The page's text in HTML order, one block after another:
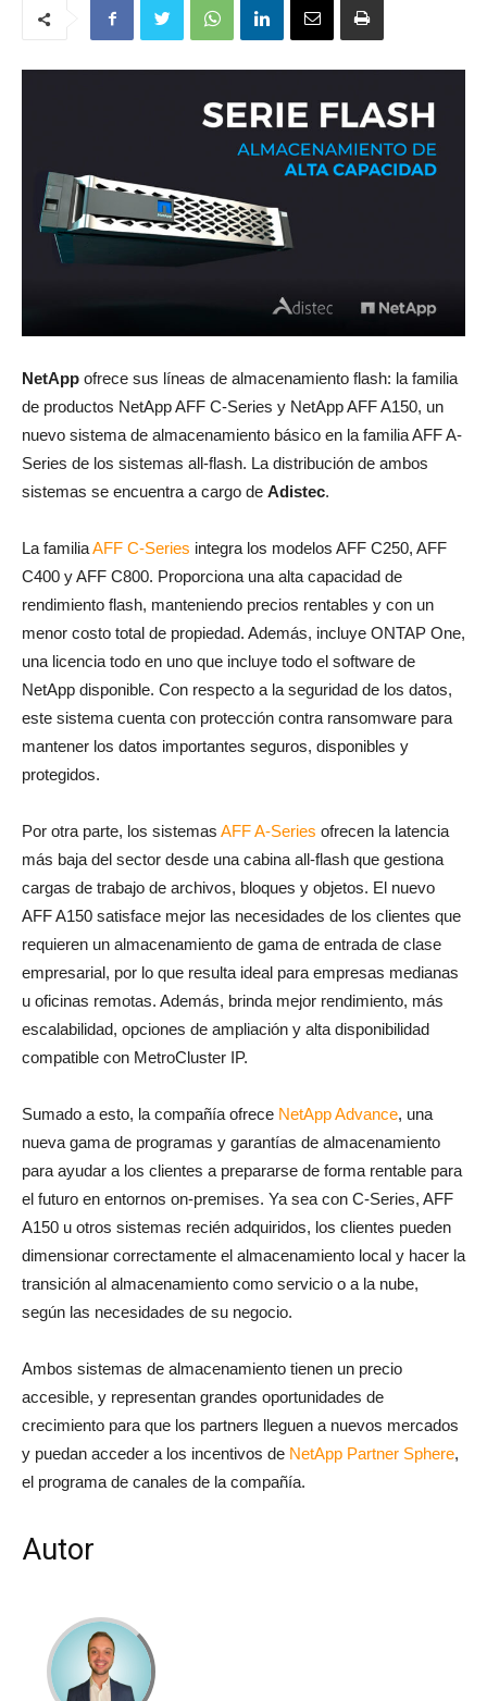
NetApp ofrece sus líneas de almacenamiento flash: la familia
de productos NetApp AFF C-Series y NetApp AFF A150, un
nuevo sistema de almacenamiento básico en la familia AFF A-
Series de los sistemas all-flash. La distribución de ambos
sistemas se encuentra a cargo de Adistec.
La familiaAFF C-Series integra los modelos AFF C250, AFF
C400 y AFF C800. Proporciona una alta capacidad de
rendimiento flash, manteniendo precios rentables y con un
menor costo total de propiedad. Además, incluye ONTAP One,
una licencia todo en uno que incluye todo el software de
NetApp disponible. Con respecto a la seguridad de los datos,
este sistema cuenta con protección contra ransomware para
mantener los datos importantes seguros, disponibles y
protegidos.
Por otra parte, los sistemas AFF A-Series ofrecen la latencia
más baja del sector desde una cabina all-flash que gestiona
cargas de trabajo de archivos, bloques y objetos. El nuevo
AFF A150 satisface mejor las necesidades de los clientes que
requieren un almacenamiento de gama de entrada de clase
empresarial, por lo que resulta ideal para empresas medianas
u oficinas remotas. Además, brinda mejor rendimiento, más
escalabilidad, opciones de ampliación y alta disponibilidad
compatible con MetroCluster IP.
Sumado a esto, la compañía ofrece NetApp Advance, una
nueva gama de programas y garantías de almacenamiento
para ayudar a los clientes a prepararse de forma rentable para
el futuro en entornos on-premises. Ya sea con C-Series, AFF
A150 u otros sistemas recién adquiridos, los clientes pueden
dimensionar correctamente el almacenamiento local y hacer la
transición al almacenamiento como servicio o a la nube,
según las necesidades de su negocio.
Ambos sistemas de almacenamiento tienen un precio
accesible, y representan grandes oportunidades de
crecimiento para que los partners lleguen a nuevos mercados
y puedan acceder a los incentivos de NetApp Partner Sphere,
el programa de canales de la compañía.
Autor